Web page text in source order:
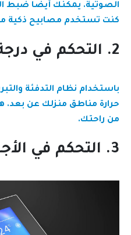
الصوتية. يمكنك أيضًا ضبط
كنت تستخدم مصابيح ذكية
2. التحكم في درجة الحرارة
باستخدام نظام التدفئة
حرارة مناطق منزلك عن بعد.
من راحتك.
3. التحكم في الأجهزة المنزلية